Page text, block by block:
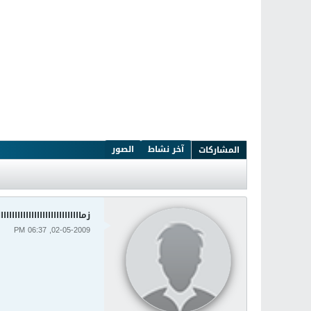
المشاركات آخر نشاط الصور
02-05-2009, 06:37 PM